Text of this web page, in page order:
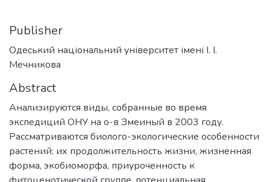
Publisher
Одеський національний університет імені І. І.
Мечникова
Abstract
Анализируются виды, собранные во время
экспедиций ОНУ на о-в Змеиный в 2003 году.
Рассматриваются биолого-экологические особенности
растений: их продолжительность жизни, жизненная
форма, экобиоморфа, приуроченность к